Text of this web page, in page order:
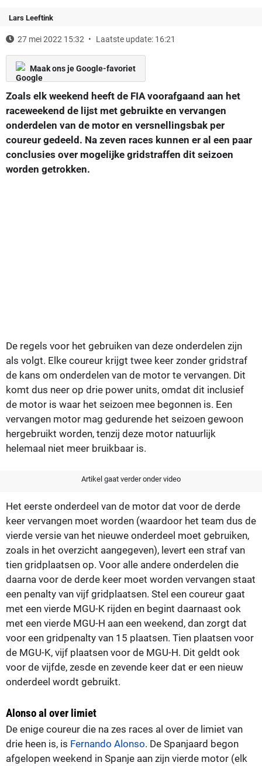
Lars Leeftink
27 mei 2022 15:32 Laatste update: 16:21
Maak ons je Google-favoriet
Zoals elk weekend heeft de FIA voorafgaand aan het
raceweekend de lijst met gebruikte en vervangen
onderdelen van de motor en versnellingsbak per
coureur gedeeld. Na zeven races kunnen er al een paar
conclusies over mogelijke gridstraffen dit seizoen
worden getrokken.
De regels voor het gebruiken van deze onderdelen zijn
als volgt. Elke coureur krijgt twee keer zonder gridstraf
de kans om onderdelen van de motor te vervangen. Dit
komt dus neer op drie power units, omdat dit inclusief
de motor is waar het seizoen mee begonnen is. Een
vervangen motor mag gedurende het seizoen gewoon
hergebruikt worden, tenzij deze motor natuurlijk
helemaal niet meer bruikbaar is.
Artikel gaat verder onder video
Het eerste onderdeel van de motor dat voor de derde
keer vervangen moet worden (waardoor het team dus de
vierde versie van het nieuwe onderdeel moet gebruiken,
zoals in het overzicht aangegeven), levert een straf van
tien gridplaatsen op. Voor alle andere onderdelen die
daarna voor de derde keer moet worden vervangen staat
een penalty van vijf gridplaatsen. Stel een coureur gaat
met een vierde MGU-K rijden en begint daarnaast ook
met een vierde MGU-H aan een weekend, dan zorgt dat
voor een gridpenalty van 15 plaatsen. Tien plaatsen voor
de MGU-K, vijf plaatsen voor de MGU-H. Dit geldt ook
voor de vijfde, zesde en zevende keer dat er een nieuw
onderdeel wordt gebruikt.
Alonso al over limiet
De enige coureur die na zes races al over de limiet van
drie heen is, is Fernando Alonso. De Spanjaard begon
afgelopen weekend in Spanje aan zijn vierde motor (elk